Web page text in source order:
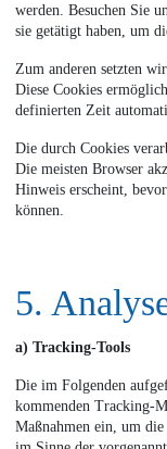
werden. Besuchen Sie
sie getätigt haben, um
Zum anderen setzten
Diese Cookies
definierten Zeit
Die durch Cookies
Die meisten Browser
Hinweis erscheint,
können.
5.
a) Tracking-Tools
Die im Folgenden
kommenden Tracking-
Maßnahmen ein, um